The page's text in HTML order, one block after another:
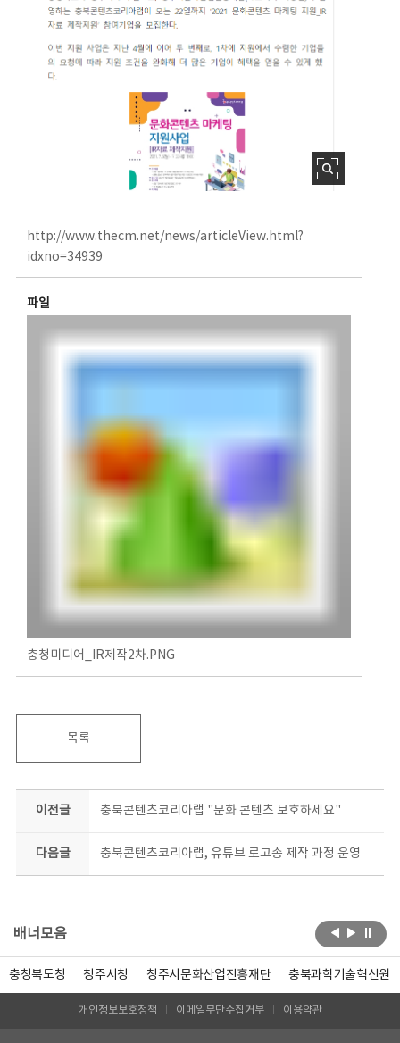
http://www.thecm.net/news/articleView.html?
idxno=34939
파일
충청미디어_IR제작2차.PNG
목록
이전글 충북콘텐츠코리아랩 "문화 콘텐츠 보호하세요"
다음글 충북콘텐츠코리아랩, 유튜브 로고송 제작 과정 운영
배너모음
충청북도청 청주시청 청주시문화산업진흥재단 충북과학기술혁신원
개인정보보호정책 이메일무단수집거부 이용약관